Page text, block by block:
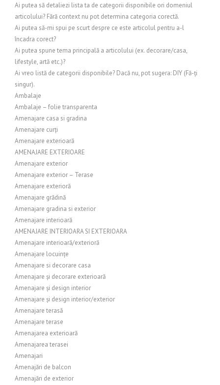
Ai putea să detaliezi lista ta de categorii disponibile ori domeniul
articolului? Fără context nu pot determina categoria corectă.
Ai putea să-mi spui pe scurt despre ce este articolul pentru a-l
încadra corect?
Ai putea spune tema principală a articolului (ex. decorare/casa,
lifestyle, artă etc.)?
Ai vreo listă de categorii disponibile? Dacă nu, pot sugera: DIY (Fă-ți
singur).
Ambalaje
Ambalaje – folie transparenta
Amenajare casa si gradina
Amenajare curți
Amenajare exterioară
AMENAJARE EXTERIOARE
Amenajare exterior
Amenajare exterior – Terase
Amenajare exterioră
Amenajare grădină
Amenajare gradina si exterior
Amenajare interioară
AMENAJARE INTERIOARA SI EXTERIOARA
Amenajare interioară/exterioră
Amenajare locuințe
Amenajare si decorare casa
Amenajare și decorare exterioară
Amenajare și design interior
Amenajare și design interior/exterior
Amenajare terasă
Amenajare terase
Amenajarea exterioară
Amenajarea terasei
Amenajari
Amenajări de balcon
Amenajări de exterior